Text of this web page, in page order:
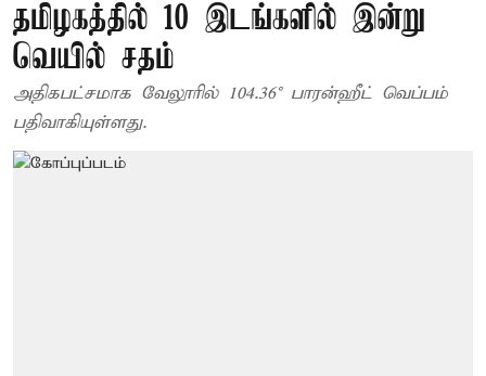
தமிழகத்தில் 10 இடங்களில் இன்று
வெயில் சதம்
அதிகபட்சமாக வேலூரில் 104.36° பாரன்ஹீட் வெப்பம்
பதிவாகியுள்ளது.